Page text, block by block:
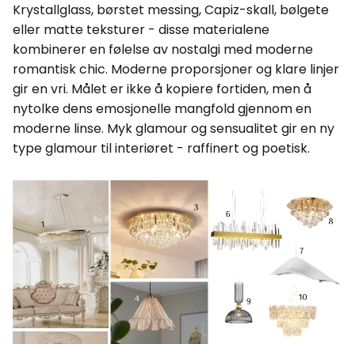
Krystallglass, børstet messing, Capiz-skall, bølgete
eller matte teksturer - disse materialene
kombinerer en følelse av nostalgi med moderne
romantisk chic. Moderne proporsjoner og klare linjer
gir en vri. Målet er ikke å kopiere fortiden, men å
nytolke dens emosjonelle mangfold gjennom en
moderne linse. Myk glamour og sensualitet gir en ny
type glamour til interiøret - raffinert og poetisk.